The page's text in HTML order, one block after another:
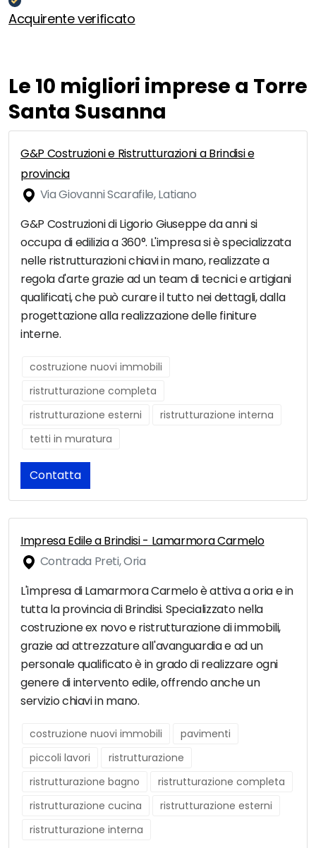
Acquirente verificato
Le 10 migliori imprese a Torre
Santa Susanna
G&P Costruzioni e Ristrutturazioni a Brindisi e
provincia
Via Giovanni Scarafile, Latiano
G&P Costruzioni di Ligorio Giuseppe da anni si
occupa di edilizia a 360°. L'impresa si è specializzata
nelle ristrutturazioni chiavi in mano, realizzate a
regola d'arte grazie ad un team di tecnici e artigiani
qualificati, che può curare il tutto nei dettagli, dalla
progettazione alla realizzazione delle finiture
interne.
costruzione nuovi immobili
ristrutturazione completa
ristrutturazione esterni
ristrutturazione interna
tetti in muratura
Contatta
Impresa Edile a Brindisi - Lamarmora Carmelo
Contrada Preti, Oria
L'impresa di Lamarmora Carmelo è attiva a oria e in
tutta la provincia di Brindisi. Specializzato nella
costruzione ex novo e ristrutturazione di immobili,
grazie ad attrezzature all'avanguardia e ad un
personale qualificato è in grado di realizzare ogni
genere di intervento edile, offrendo anche un
servizio chiavi in mano.
costruzione nuovi immobili
pavimenti
piccoli lavori
ristrutturazione
ristrutturazione bagno
ristrutturazione completa
ristrutturazione cucina
ristrutturazione esterni
ristrutturazione interna